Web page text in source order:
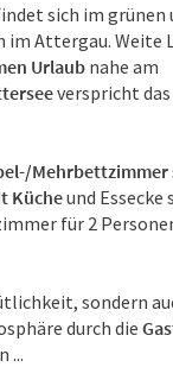
sich im grünen
im Attergau. Weite
Urlaub nahe am
verspricht
Mehrbettzimmer
Kücheund Essecke
für 2
sondern
durch die
...